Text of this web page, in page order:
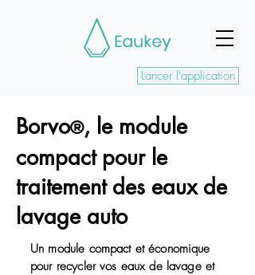
Lancer l'application
Borvo®, le module
compact pour le
traitement des eaux de
lavage auto
Un module compact et économique
pour recycler vos eaux de lavage et